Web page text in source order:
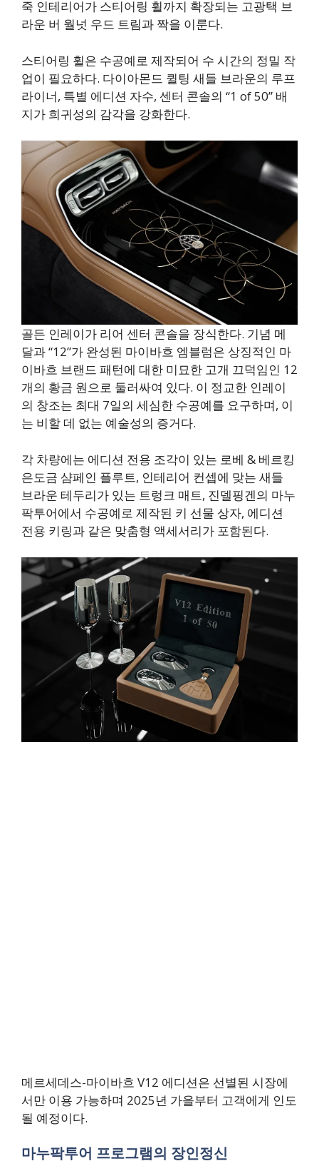
죽 인테리어가 스티어링 휠까지 확장되는 고광택 브
라운 버 월넛 우드 트림과 짝을 이룬다.
스티어링 휠은 수공예로 제작되어 수 시간의 정밀 작
업이 필요하다. 다이아몬드 퀼팅 새들 브라운의 루프
라이너, 특별 에디션 자수, 센터 콘솔의 “1 of 50” 배
지가 희귀성의 감각을 강화한다.
골든 인레이가 리어 센터 콘솔을 장식한다. 기념 메
달과 “12”가 완성된 마이바흐 엠블럼은 상징적인 마
이바흐 브랜드 패턴에 대한 미묘한 고개 끄덕임인 12
개의 황금 원으로 둘러싸여 있다. 이 정교한 인레이
의 창조는 최대 7일의 세심한 수공예를 요구하며, 이
는 비할 데 없는 예술성의 증거다.
각 차량에는 에디션 전용 조각이 있는 로베 & 베르킹
은도금 샴페인 플루트, 인테리어 컨셉에 맞는 새들
브라운 테두리가 있는 트렁크 매트, 진델핑겐의 마누
팍투어에서 수공예로 제작된 키 선물 상자, 에디션
전용 키링과 같은 맞춤형 액세서리가 포함된다.
메르세데스-마이바흐 V12 에디션은 선별된 시장에
서만 이용 가능하며 2025년 가을부터 고객에게 인도
될 예정이다.
마누팍투어 프로그램의 장인정신